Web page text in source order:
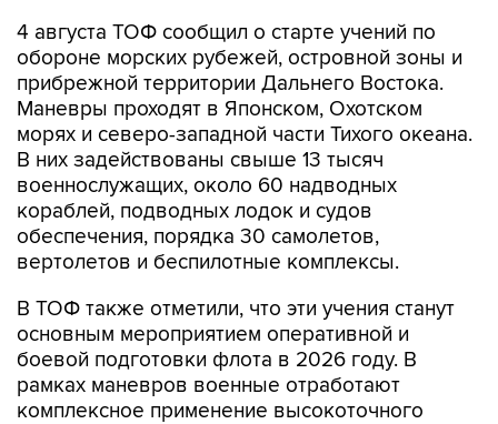
4 августа ТОФ сообщил о старте учений по
обороне морских рубежей, островной зоны и
прибрежной территории Дальнего Востока.
Маневры проходят в Японском, Охотском
морях и северо-западной части Тихого океана.
В них задействованы свыше 13 тысяч
военнослужащих, около 60 надводных
кораблей, подводных лодок и судов
обеспечения, порядка 30 самолетов,
вертолетов и беспилотные комплексы.
В ТОФ также отметили, что эти учения станут
основным мероприятием оперативной и
боевой подготовки флота в 2026 году. В
рамках маневров военные отработают
комплексное применение высокоточного